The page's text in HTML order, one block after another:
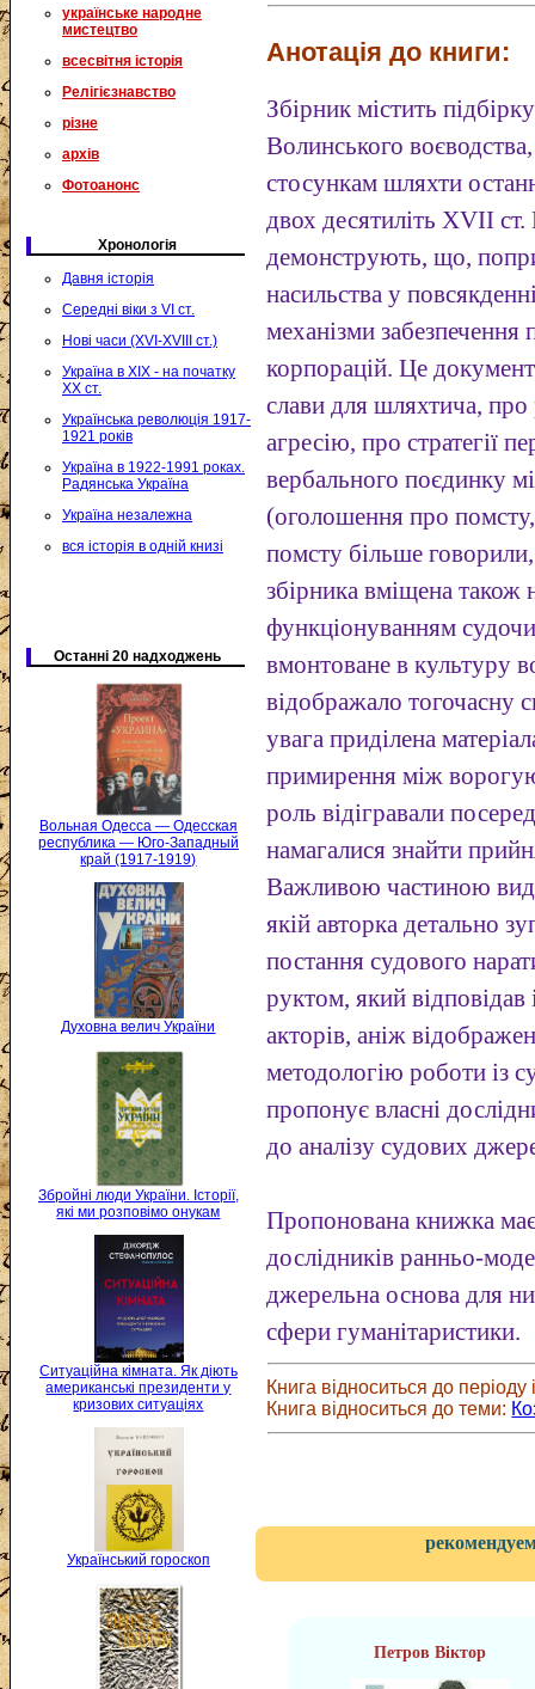
українське народне
мистецтво
всесвітня історія
Релігієзнавство
різне
архів
Фотоанонс
Хронологія
Давня історія
Середні віки з VI ст.
Нові часи (XVI-XVIII ст.)
Україна в XIX - на початку
XX ст.
Українська революція 1917-
1921 років
Україна в 1922-1991 роках.
Радянська Україна
Україна незалежна
вся історія в одній книзі
Останні 20 надходжень
Вольная Одесса — Одесская
республика — Юго-Западный
край (1917-1919)
Духовна велич України
Збройні люди України. Історії,
які ми розповімо онукам
Ситуаційна кімната. Як діють
американські президенти у
кризових ситуаціях
Український гороскоп
Анотація до книги:
Збірник містить
Волинського
стосункам шляхти
двох десятиліть XVII
демонструють, що,
насильства у
механізми
корпорацій. Це
слави для шляхтича, про
агресію, про стратегії
вербального поєдинку
(оголошення про
помсту більше
збірника вміщена також
функціонуванням
вмонтоване в культуру
відображало тогочасну
увага приділена
примирення між
роль відігравали
намагалися знайти
Важливою частиною
якій авторка детально
постання судового
руктом, який відповідав
акторів, аніж
методологію роботи із
пропонує власні
до аналізу судових
Пропонована книжка
дослідників ранньо-
джерельна основа для
сфери гуманітаристики.
Книга відноситься до періоду
Книга відноситься до теми:
Петров Віктор